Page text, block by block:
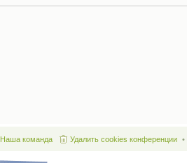
Удалить cookies конференции
Наша команда